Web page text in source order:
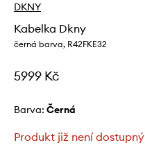
DKNY
Kabelka Dkny
černá barva, R42FKE32
5999 Kč
Barva: černá
Produkt již není dostupný